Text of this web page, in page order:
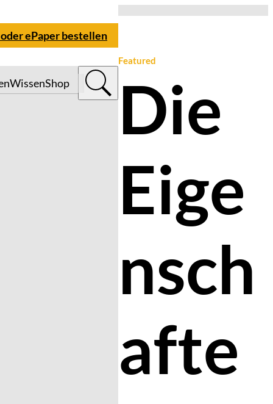
ePaper bestellen
WissenShop
Featured
Die
Eige
nsch
afte